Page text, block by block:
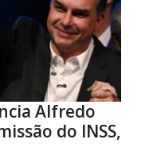
Alfredo
do INSS,